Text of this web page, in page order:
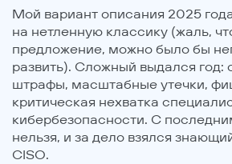
Мой вариант описания 2025
на нетленную классику (жаль,
предложение, можно было бы
развить). Сложный выдался год:
штрафы, масштабные утечки,
критическая нехватка
кибербезопасности. С
нельзя, и за дело взялся
CISO.